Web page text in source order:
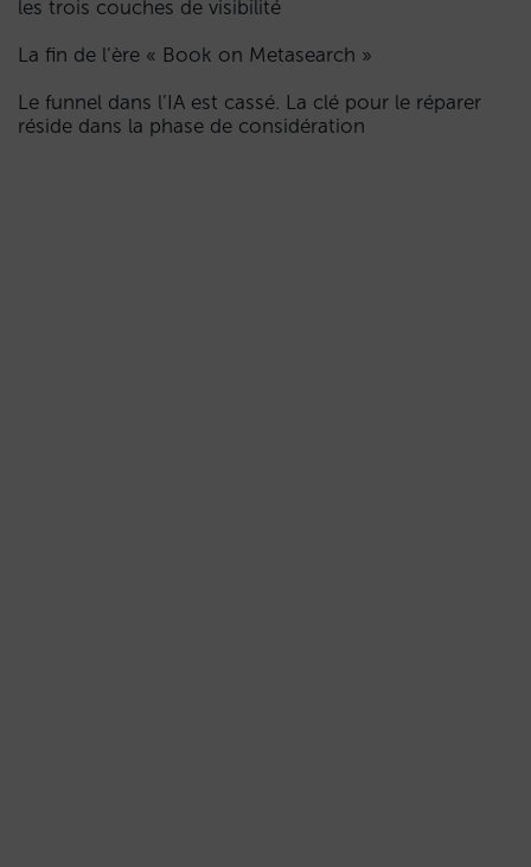
les trois couches de visibilité
La fin de l’ère « Book on Metasearch »
Le funnel dans l’IA est cassé. La clé pour le réparer
réside dans la phase de considération